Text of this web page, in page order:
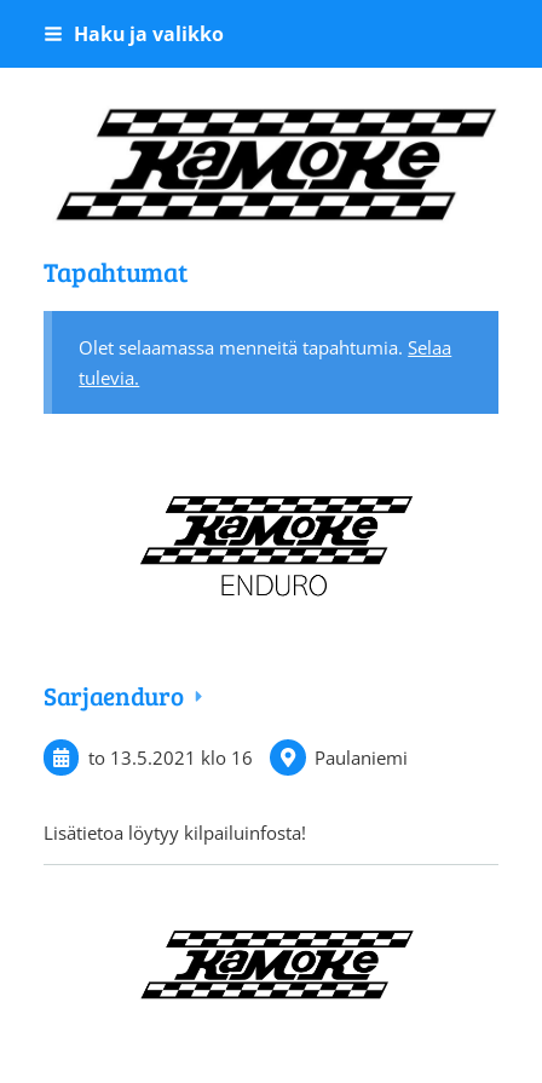
Siirry
Haku ja valikko
Kangasalan
Tapahtumat
Olet selaamassa menneitä tapahtumia.Selaa
tulevia.
Sarjaenduro
to 13.5.2021 klo 16 Paulaniemi
Lisätietoa löytyy kilpailuinfosta!